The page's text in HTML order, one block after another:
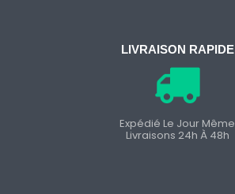
LIVRAISON RAPIDE
Expédié Le Jour Même
Livraisons 24h À 48h